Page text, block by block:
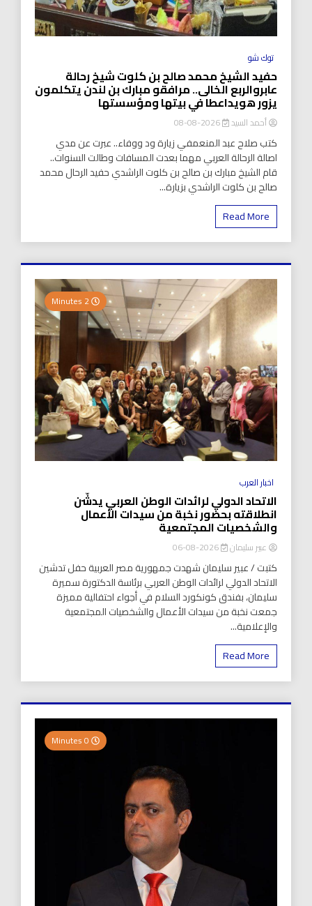
توك شو
حفيد الشيخ محمد صالح بن كلوت شيخ رحالة
عابروالربع الخالى.. مرافقو مبارك بن لندن يتكلمون
يزور هويداعطا في بيتها ومؤسستها
أحمد السيد 2026-08-08
كتب صلاح عبد المنعمفي زيارة ود ووفاء.. عبرت عن مدي
اصالة الرحالة العربي مهما بعدت المسافات وطالت السنوات..
قام الشيخ مبارك بن صالح بن كلوت الراشدي حفيد الرحال محمد
صالح بن كلوت الراشدي بزيارة...
Read More
اخبار العرب
الاتحاد الدولي لرائدات الوطن العربي يدشّن
انطلاقته بحضور نخبة من سيدات الأعمال
والشخصيات المجتمعية
عبير سليمان 2026-08-06
كتبت / عبير سليمان شهدت جمهورية مصر العربية حفل تدشين
الاتحاد الدولي لرائدات الوطن العربي برئاسة الدكتورة سميرة
سليمان، بفندق كونكورد السلام في أجواء احتفالية مميزة
جمعت نخبة من سيدات الأعمال والشخصيات المجتمعية
والإعلامية...
Read More